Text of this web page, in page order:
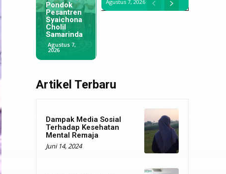
Pondok
Pesantren
Syaichona
Cholil
Samarinda
Agustus 7,
2026
Menjaga
Tradisi
Meningkat
Agustus 7, 2026
Artikel Terbaru
Dampak Media Sosial
Terhadap Kesehatan
Mental Remaja
Juni 14, 2024